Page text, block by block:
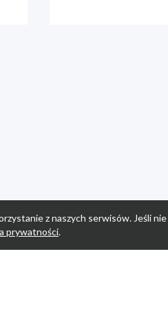
z naszych serwisów. Jeśli
prywatności.